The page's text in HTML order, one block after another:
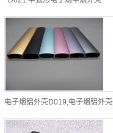
电子烟铝外壳D019,电子烟铝外